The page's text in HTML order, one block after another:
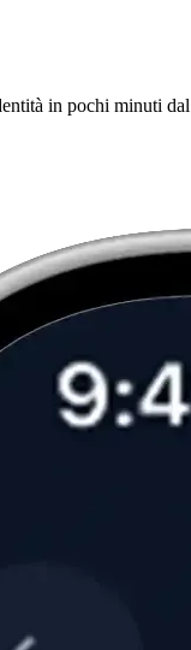
in pochi minuti dal